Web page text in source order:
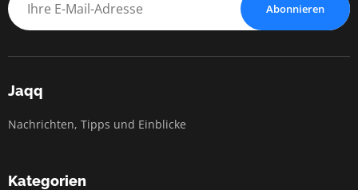
Abonnieren
Jaqq
Nachrichten, Tipps und Einblicke
Kategorien